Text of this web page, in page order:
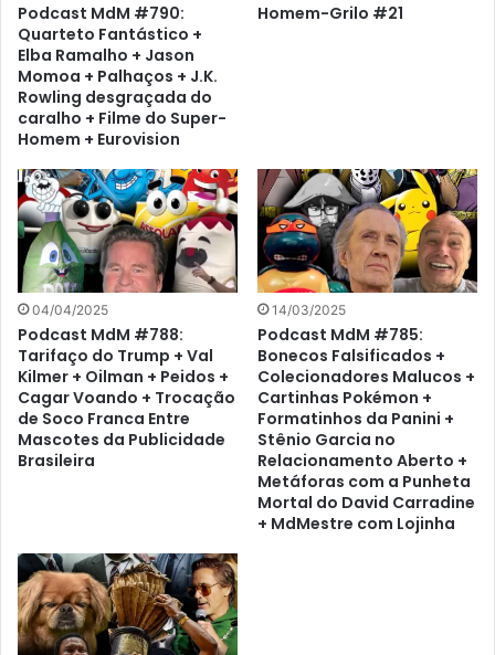
Podcast MdM #790:
Quarteto Fantástico +
Elba Ramalho + Jason
Momoa + Palhaços + J.K.
Rowling desgraçada do
caralho + Filme do Super-
Homem + Eurovision
Homem-Grilo #21
04/04/2025
Podcast MdM #788:
Tarifaço do Trump + Val
Kilmer + Oilman + Peidos +
Cagar Voando + Trocação
de Soco Franca Entre
Mascotes da Publicidade
Brasileira
14/03/2025
Podcast MdM #785:
Bonecos Falsificados +
Colecionadores Malucos +
Cartinhas Pokémon +
Formatinhos da Panini +
Stênio Garcia no
Relacionamento Aberto +
Metáforas com a Punheta
Mortal do David Carradine
+ MdMestre com Lojinha